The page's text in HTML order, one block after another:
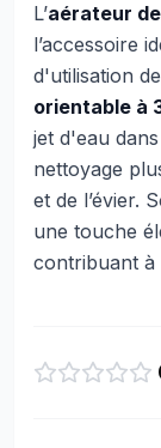
L’aérateur
l’accessoire
d'utilisation
orientable à
jet d'eau
nettoyage
et de l’évier.
une touche
contribuant à